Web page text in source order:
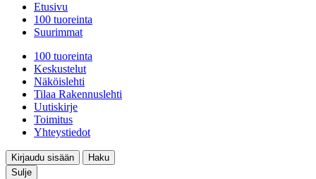
Etusivu
100 tuoreinta
Suurimmat
100 tuoreinta
Keskustelut
Näköislehti
Tilaa Rakennuslehti
Uutiskirje
Toimitus
Yhteystiedot
Kirjaudu sisään
Haku
Sulje